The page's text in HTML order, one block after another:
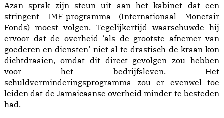
Azan sprak zijn steun uit aan het kabinet dat een
stringent IMF-programma (Internationaal Monetair
Fonds) moest volgen. Tegelijkertijd waarschuwde hij
ervoor dat de overheid ‘als de grootste afnemer van
goederen en diensten’ niet al te drastisch de kraan kon
dichtdraaien, omdat dit direct gevolgen zou hebben
voor het bedrijfsleven. Het
schuldverminderingsprogramma zou er evenwel toe
leiden dat de Jamaicaanse overheid minder te besteden
had.